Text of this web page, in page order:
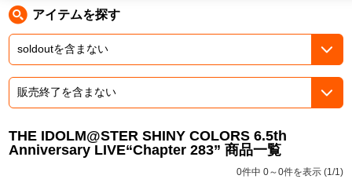
ASOBI STORE TOP
ゲーム
CD / Blu-ray
ASOBI TICKET ASOBI STAGE
アイドルマスター ミリオンライブ！
アイドルマスター SideM
アイドルマスター シャイニーカラーズ
プロジェクトアイマス ヴイアライヴ
アイテムを探す
THE IDOLM@STER SHINY COLORS 6.5th
Anniversary LIVE“Chapter 283” 商品一覧
0件中 0～0件を表示 (1/1)